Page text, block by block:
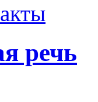
речь